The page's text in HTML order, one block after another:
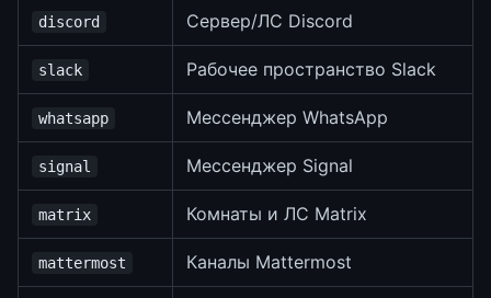
discord Сервер/ЛС Discord
slack Рабочее пространство Slack
whatsapp Мессенджер WhatsApp
signal Мессенджер Signal
matrix Комнаты и ЛС Matrix
mattermost Каналы Mattermost